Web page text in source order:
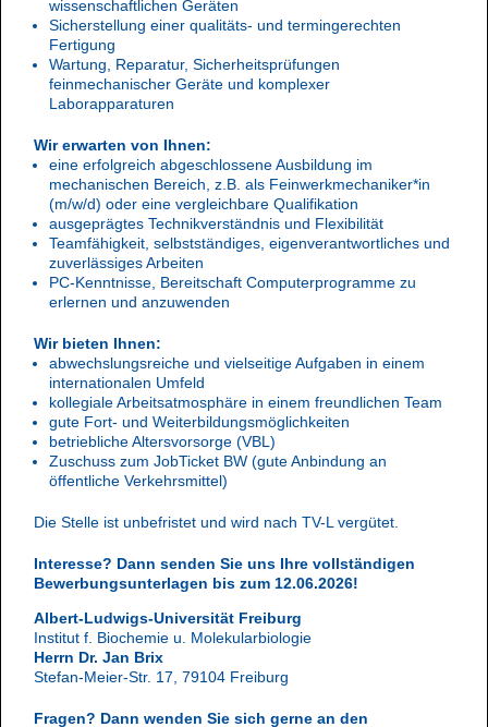
wissenschaftlichen Geräten
Sicherstellung einer qualitäts- und termingerechten
Fertigung
Wartung, Reparatur, Sicherheitsprüfungen
feinmechanischer Geräte und komplexer
Laborapparaturen
Wir erwarten von Ihnen:
eine erfolgreich abgeschlossene Ausbildung im
mechanischen Bereich, z.B. als Feinwerkmechaniker*in
(m/w/d) oder eine vergleichbare Qualifikation
ausgeprägtes Technikverständnis und Flexibilität
Teamfähigkeit, selbstständiges, eigenverantwortliches und
zuverlässiges Arbeiten
PC-Kenntnisse, Bereitschaft Computerprogramme zu
erlernen und anzuwenden
Wir bieten Ihnen:
abwechslungsreiche und vielseitige Aufgaben in einem
internationalen Umfeld
kollegiale Arbeitsatmosphäre in einem freundlichen Team
gute Fort- und Weiterbildungsmöglichkeiten
betriebliche Altersvorsorge (VBL)
Zuschuss zum JobTicket BW (gute Anbindung an
öffentliche Verkehrsmittel)
Die Stelle ist unbefristet und wird nach TV-L vergütet.
Interesse? Dann senden Sie uns Ihre vollständigen
Bewerbungsunterlagen bis zum 12.06.2026!
Albert-Ludwigs-Universität Freiburg
Institut f. Biochemie u. Molekularbiologie
Herrn Dr. Jan Brix
Stefan-Meier-Str. 17, 79104 Freiburg
Fragen? Dann wenden Sie sich gerne an den